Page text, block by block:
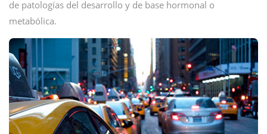
de patologías del desarrollo y de base hormonal o
metabólica.